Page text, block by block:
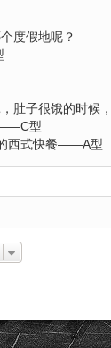
度假地呢？
肚子很饿的时候
——C型
西式快餐——A型